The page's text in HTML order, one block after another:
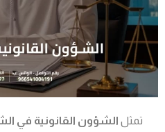
تمثل الشؤون القانونية في